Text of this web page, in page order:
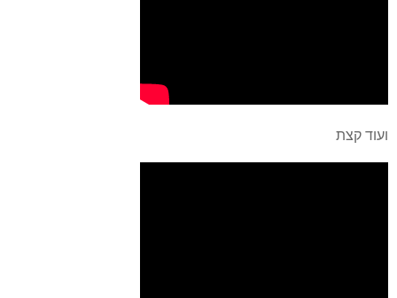
ועוד קצת